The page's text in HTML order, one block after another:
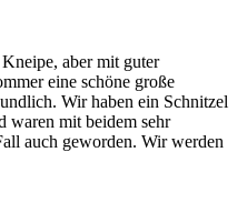
aber mit guter
eine schöne große
Wir haben ein Schnitzel
waren mit beidem sehr
auch geworden. Wir werden